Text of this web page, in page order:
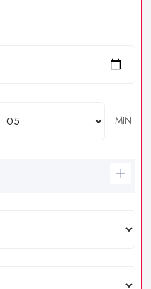
MIN